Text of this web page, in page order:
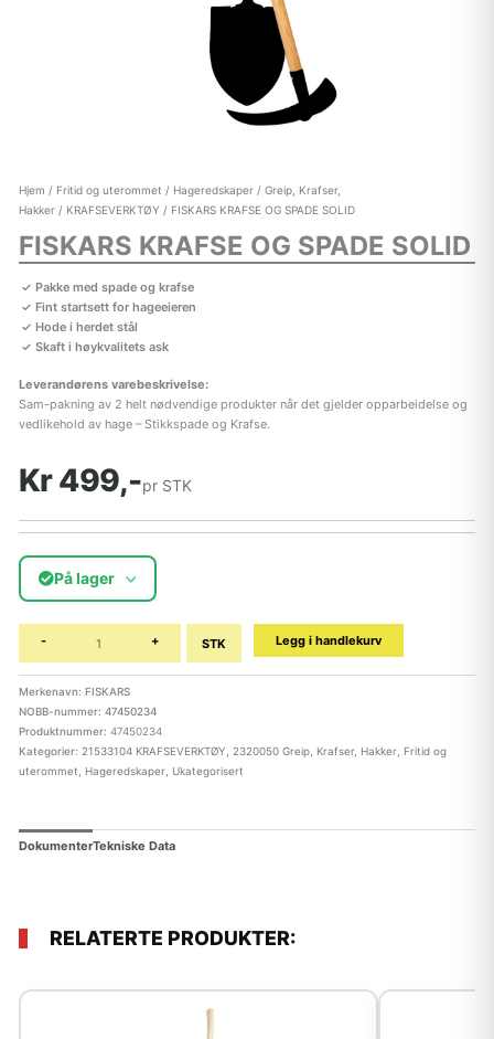
Hjem / Fritid og uterommet / Hageredskaper/ Greip, Krafser,
Hakker/ KRAFSEVERKTØY / FISKARS KRAFSE OG SPADE SOLID
FISKARS KRAFSE OG SPADE SOLID
Pakke med spade og krafse
Fint startsett for hageeieren
Hode i herdet stål
Skaft i høykvalitets ask
Leverandørens varebeskrivelse:
Sam-pakning av 2 helt nødvendige produkter når det gjelder opparbeidelse og
vedlikehold av hage – Stikkspade og Krafse.
Kr 499,-pr STK
På lager
- + STK Legg i handlekurv
Merkenavn: FISKARS
NOBB-nummer: 47450234
Produktnummer: 47450234
Kategorier: 21533104 KRAFSEVERKTØY 2320050 Greip, Krafser, Hakker, Fritid og
uterommet
Hageredskaper, Ukategorisert
DokumenterTekniske Data
RELATERTE PRODUKTER: